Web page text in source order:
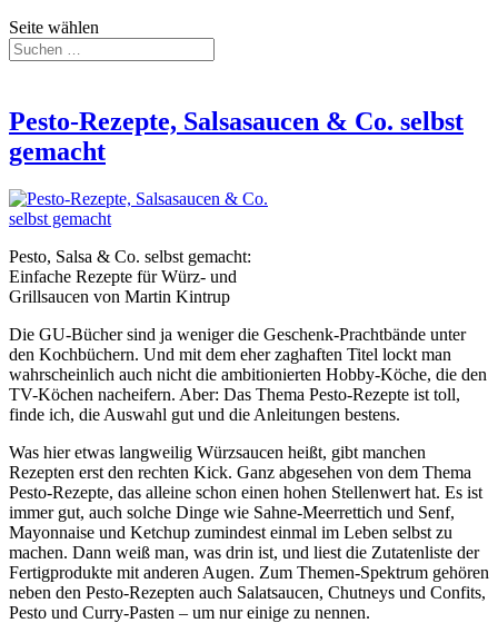
Seite wählen
Pesto-Rezepte, Salsasaucen & Co. selbst
gemacht
Pesto, Salsa & Co. selbst gemacht:
Einfache Rezepte für Würz- und
Grillsaucen von Martin Kintrup
Die GU-Bücher sind ja weniger die Geschenk-Prachtbände unter
den Kochbüchern. Und mit dem eher zaghaften Titel lockt man
wahrscheinlich auch nicht die ambitionierten Hobby-Köche, die den
TV-Köchen nacheifern. Aber: Das Thema Pesto-Rezepte ist toll,
finde ich, die Auswahl gut und die Anleitungen bestens.
Was hier etwas langweilig Würzsaucen heißt, gibt manchen
Rezepten erst den rechten Kick. Ganz abgesehen von dem Thema
Pesto-Rezepte, das alleine schon einen hohen Stellenwert hat. Es ist
immer gut, auch solche Dinge wie Sahne-Meerrettich und Senf,
Mayonnaise und Ketchup zumindest einmal im Leben selbst zu
machen. Dann weiß man, was drin ist, und liest die Zutatenliste der
Fertigprodukte mit anderen Augen. Zum Themen-Spektrum gehören
neben den Pesto-Rezepten auch Salatsaucen, Chutneys und Confits,
Pesto und Curry-Pasten – um nur einige zu nennen.